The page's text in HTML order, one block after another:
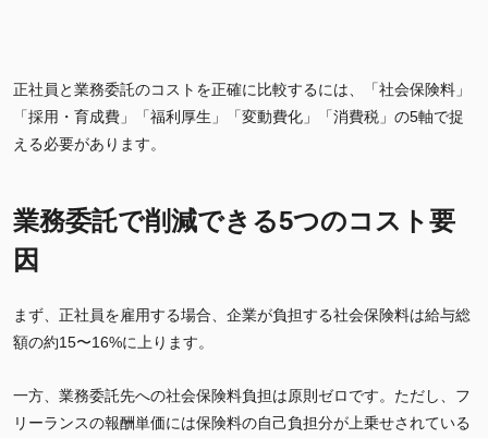
正社員と業務委託のコストを正確に比較するには、「社会保険料」
「採用・育成費」「福利厚生」「変動費化」「消費税」の5軸で捉
える必要があります。
業務委託で削減できる5つのコスト要
因
まず、正社員を雇用する場合、企業が負担する社会保険料は給与総
額の約15〜16%に上ります。
一方、業務委託先への社会保険料負担は原則ゼロです。ただし、フ
リーランスの報酬単価には保険料の自己負担分が上乗せされている